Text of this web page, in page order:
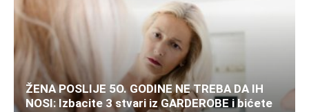
ŽENA POSLIJE 5O. GODINE NE TREBA DA IH
NOSI: Izbacite 3 stvari iz GARDEROBE i bićete